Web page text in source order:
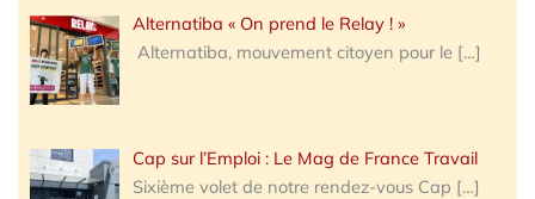
Alternatiba « On prend le Relay ! »
Alternatiba, mouvement citoyen pour le […]
Cap sur l’Emploi : Le Mag de France Travail
Sixième volet de notre rendez-vous Cap […]